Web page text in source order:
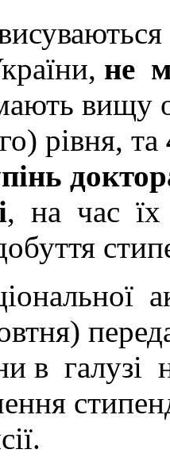
не
рівня, та
, на час їх
в галузі